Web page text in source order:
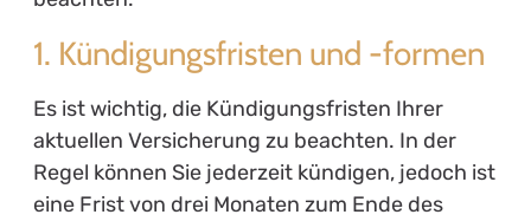
1. Kündigungsfristen und -formen
Es ist wichtig, die Kündigungsfristen Ihrer
aktuellen Versicherung zu beachten. In der
Regel können Sie jederzeit kündigen, jedoch ist
eine Frist von drei Monaten zum Ende des